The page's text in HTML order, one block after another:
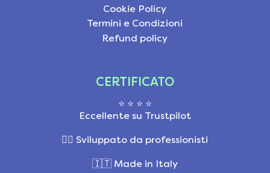
Cookie Policy
Termini e Condizioni
Refund policy
CERTIFICATO
⭐ ⭐ ⭐ ⭐
Eccellente su Trustpilot
👩‍⚕️ Sviluppato da professionisti
🇮🇹 Made in Italy